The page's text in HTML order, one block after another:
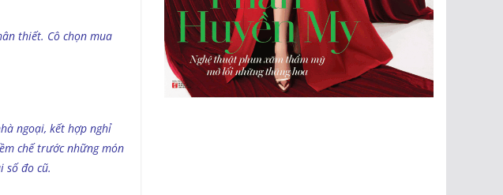
thiết. Cô chọn mua
ngoại, kết hợp nghỉ
chế trước những món
số đo cũ.